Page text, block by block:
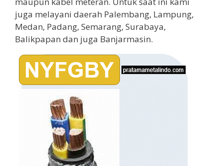
juga melayani daerah Palembang, Lampung,
Medan, Padang, Semarang, Surabaya,
Balikpapan dan juga Banjarmasin.